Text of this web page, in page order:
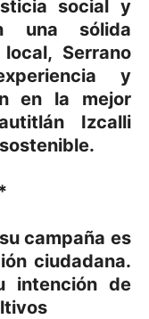
social y
una sólida
Serrano
y
en la mejor
Izcalli
campaña es
ciudadana.
intención de